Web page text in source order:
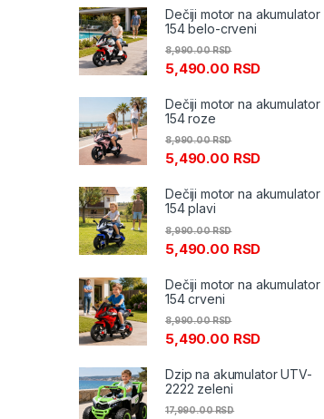
Dečiji motor na akumulator
154 belo-crveni
5,490.00 RSD
8,990.00RSD
Dečiji motor na akumulator
154 roze
5,490.00 RSD
8,990.00RSD
Dečiji motor na akumulator
154 plavi
5,490.00 RSD
8,990.00RSD
Dečiji motor na akumulator
154 crveni
5,490.00 RSD
8,990.00RSD
Dzip na akumulator UTV-
2222 zeleni
17,990.00RSD